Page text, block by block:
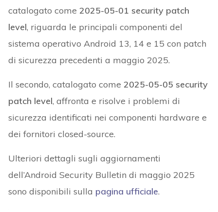
catalogato come2025-05-01 security patch
level, riguarda le principali componenti del
sistema operativo Android 13, 14 e 15 con patch
di sicurezza precedenti a maggio 2025.
Il secondo, catalogato come2025-05-05 security
patch level, affronta e risolve i problemi di
sicurezza identificati nei componenti hardware e
dei fornitori closed-source.
Ulteriori dettagli sugli aggiornamenti
dell’Android Security Bulletin di maggio 2025
sono disponibili sulla pagina ufficiale.